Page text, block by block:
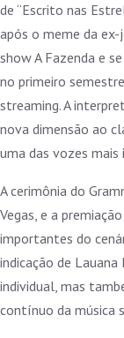
de “Escrito nas
após o meme da
show A Fazenda e
no primeiro
streaming. A
nova dimensão ao
uma das vozes
A cerimônia do
Vegas, e a
importantes do
indicação de
individual, mas
contínuo da música